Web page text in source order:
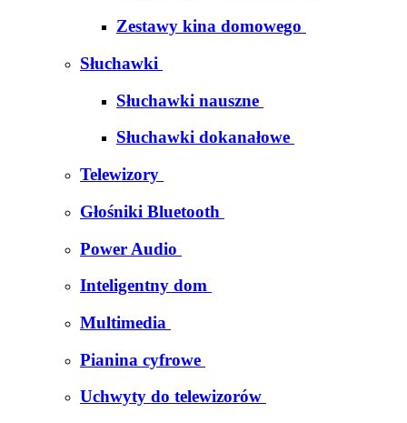
Zestawy kina domowego
Słuchawki
Słuchawki nauszne
Słuchawki dokanałowe
Telewizory
Głośniki Bluetooth
Power Audio
Inteligentny dom
Multimedia
Pianina cyfrowe
Uchwyty do telewizorów